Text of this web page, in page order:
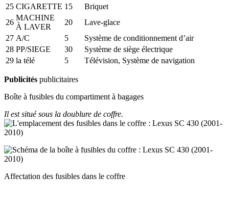
25 CIGARETTE 15
Briquet
26
MACHINE
À LAVER
20
Lave-glace
27 A/C 5
Système de conditionnement d’air
28 PP/SIEGE 30
Système de siège électrique
29 la télé 5 Télévision, Système de navigation
Publicités publicitaires
Boîte à fusibles du compartiment à bagages
Il est situé sous la doublure de coffre.
Affectation des fusibles dans le coffre